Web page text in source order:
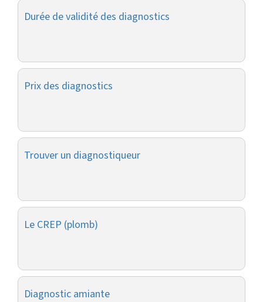
Durée de validité des diagnostics
Prix des diagnostics
Trouver un diagnostiqueur
Le CREP (plomb)
Diagnostic amiante